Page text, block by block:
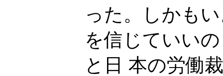
った。しかも
を信じていい
と日 本の労働